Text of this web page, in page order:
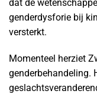
dat de
genderdysforie bij
versterkt.
Momenteel herziet
genderbehandeling.